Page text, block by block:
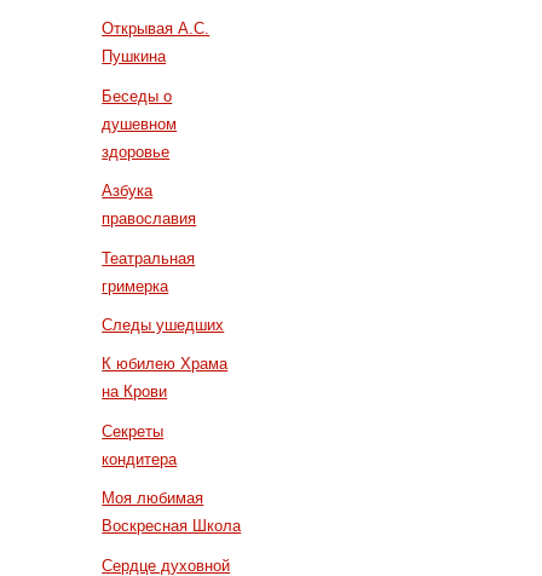
Открывая А.С.
Пушкина
Беседы о
душевном
здоровье
Азбука
православия
Театральная
гримерка
Следы ушедших
К юбилею Храма
на Крови
Секреты
кондитера
Моя любимая
Воскресная Школа
Сердце духовной